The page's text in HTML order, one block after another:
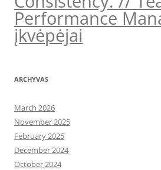
Performance
įkvėpėjai
ARCHYVAS
March 2026
November 2025
February 2025
December 2024
October 2024